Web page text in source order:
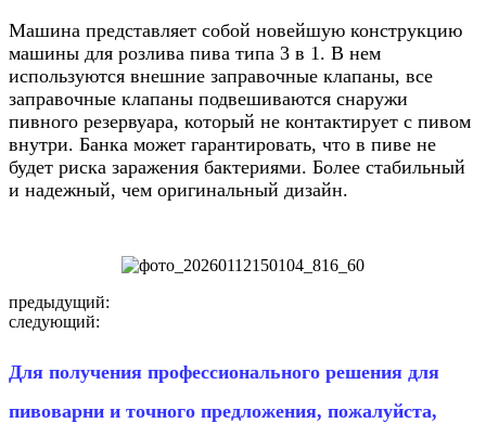
Машина представляет собой новейшую конструкцию
машины для розлива пива типа 3 в 1. В нем
используются внешние заправочные клапаны, все
заправочные клапаны подвешиваются снаружи
пивного резервуара, который не контактирует с пивом
внутри. Банка может гарантировать, что в пиве не
будет риска заражения бактериями. Более стабильный
и надежный, чем оригинальный дизайн.
предыдущий:
следующий:
Для получения профессионального решения для
пивоварни и точного предложения, пожалуйста,